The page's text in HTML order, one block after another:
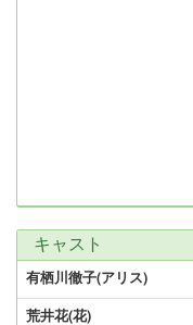
キャスト
有栖川徹子(アリス)
荒井花(花)